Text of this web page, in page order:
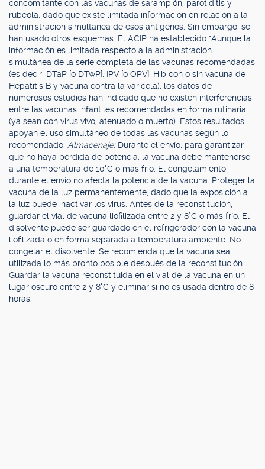
concomitante con las vacunas de sarampión, parotiditis y
rubéola, dado que existe limitada información en relación a la
administración simultánea de esos antígenos. Sin embargo, se
han usado otros esquemas. El ACIP ha establecido "Aunque la
información es limitada respecto a la administración
simultánea de la serie completa de las vacunas recomendadas
(es decir, DTaP [o DTwP], IPV [o OPV], Hib con o sin vacuna de
Hepatitis B y vacuna contra la varicela), los datos de
numerosos estudios han indicado que no existen interferencias
entre las vacunas infantiles recomendadas en forma rutinaria
(ya sean con virus vivo, atenuado o muerto). Estos resultados
apoyan el uso simultáneo de todas las vacunas según lo
recomendado. Almacenaje: Durante el envío, para garantizar
que no haya pérdida de potencia, la vacuna debe mantenerse
a una temperatura de 10°C o más frío. El congelamiento
durante el envío no afecta la potencia de la vacuna. Proteger la
vacuna de la luz permanentemente, dado que la exposición a
la luz puede inactivar los virus. Antes de la reconstitución,
guardar el vial de vacuna liofilizada entre 2 y 8°C o más frío. El
disolvente puede ser guardado en el refrigerador con la vacuna
liofilizada o en forma separada a temperatura ambiente. No
congelar el disolvente. Se recomienda que la vacuna sea
utilizada lo más pronto posible después de la reconstitución.
Guardar la vacuna reconstituida en el vial de la vacuna en un
lugar oscuro entre 2 y 8°C y eliminar si no es usada dentro de 8
horas.